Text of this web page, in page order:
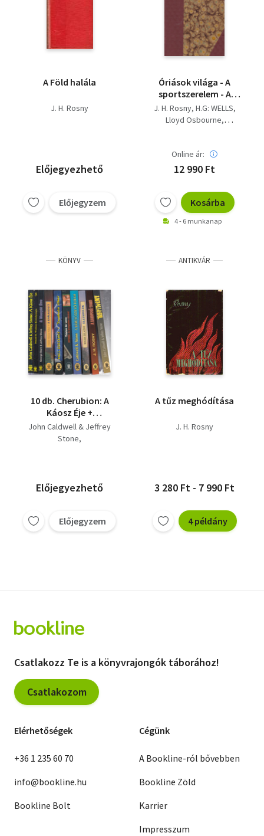
A Föld halála
J. H. Rosny
Előjegyezhető
Előjegyzem
Óriások világa - A
sportszerelem - A
páviánnő - Fekete
ország (Egybekötve)
J. H. Rosny H.G: WELLS
Lloyd Osbourne
Online ár:
12 990 Ft
Kosárba
4 - 6 munkanap
KÖNYV
10 db. Cherubion: A
Káosz Éje +
Kristálymágia + A
Menyét Éve + A
Armageddon elmarad
+ A bárgyúgolyó
kardfogú tigris +
Telepítvény
John Caldwell & Jeffrey
Stone
Daniel Duncan Parker
Caldwell-Stone
Roger Zelazny J. H. Rosny
Előjegyezhető
Előjegyzem
ANTIKVÁR
A tűz meghódítása
J. H. Rosny
3 280 Ft - 7 990 Ft
4 példány
Csatlakozz Te is a könyvrajongók táborához!
Csatlakozom
Elérhetőségek
+36 1 235 60 70
info@bookline.hu
Bookline Bolt
Cégünk
A Bookline-ról bővebben
Bookline Zöld
Karrier
Impresszum